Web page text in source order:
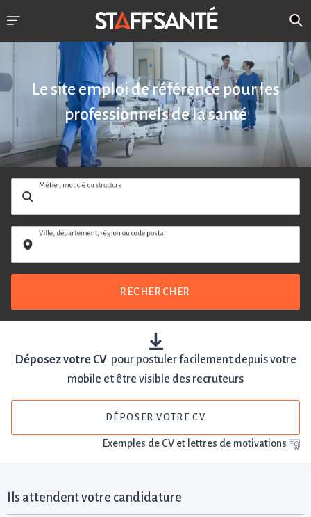
Le site emploi de référence pour les
professionnels de la santé
Métier, mot clé ou structure
Ville, département, région ou code postal
RECHERCHER
Déposez votre CVpour postuler facilement depuis votre
mobile et être visible des recruteurs
DÉPOSER VOTRE CV
Exemples de CV et lettres de motivations
Ils attendent votre candidature